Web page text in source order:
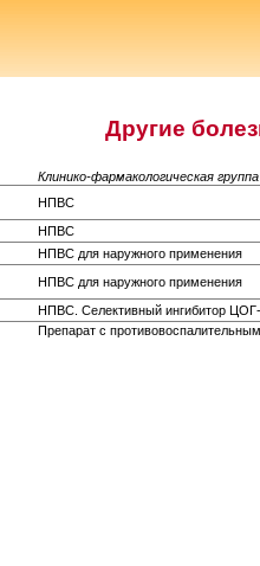
Другие
Клинико-фармакологическая группа
НПВС
НПВС
НПВС для наружного применения
НПВС для наружного применения
НПВС. Cелективный ингибитор
Препарат с